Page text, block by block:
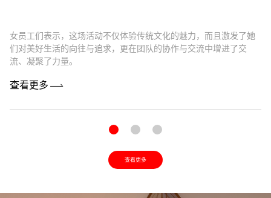
女员工们表示，这场活动不仅体验传统文化的魅力，而且激发了她
们对美好生活的向往与追求，更在团队的协作与交流中增进了交
流、凝聚了力量。
查看更多
查看更多